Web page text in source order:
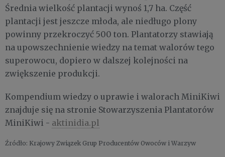
Średnia wielkość plantacji wynoś 1,7 ha. Część
plantacji jest jeszcze młoda, ale niedługo plony
powinny przekroczyć 500 ton. Plantatorzy stawiają
na upowszechnienie wiedzy na temat walorów tego
superowocu, dopiero w dalszej kolejności na
zwiększenie produkcji.
Kompendium wiedzy o uprawie i walorach MiniKiwi
znajduje się na stronie Stowarzyszenia Plantatorów
MiniKiwi - aktinidia.pl
Źródło: Krajowy Związek Grup Producentów Owoców i Warzyw